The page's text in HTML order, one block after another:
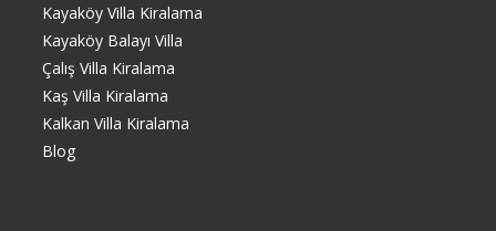
Kayaköy Villa Kiralama
Kayaköy Balayı Villa
Çalış Villa Kiralama
Kaş Villa Kiralama
Kalkan Villa Kiralama
Blog